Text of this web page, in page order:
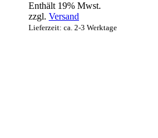
Enthält 19% Mwst.
zzgl. Versand
Lieferzeit: ca. 2-3 Werktage